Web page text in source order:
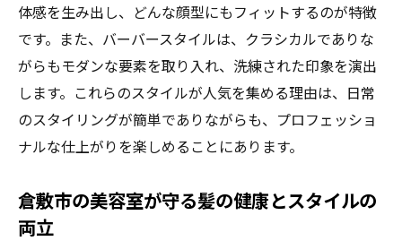
プロが教える自宅でできるヘアケア
季節に合わせたヘアスタイルのメンテナン
ス方法
あなたの個性を光らせる倉敷市の美容室の選び
方
方法
体感を生み出し、どんな顔型にもフィットするのが特徴
です。また、バーバースタイルは、クラシカルでありな
がらもモダンな要素を取り入れ、洗練された印象を演出
します。これらのスタイルが人気を集める理由は、日常
のスタイリングが簡単でありながらも、プロフェッショ
ナルな仕上がりを楽しめることにあります。
倉敷市の美容室が守る髪の健康とスタイルの
両立